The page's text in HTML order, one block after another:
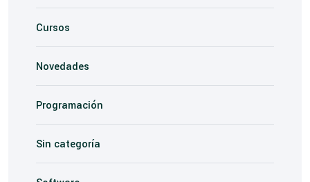
Cursos
Novedades
Programación
Sin categoría